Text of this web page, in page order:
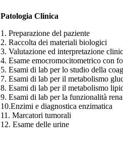
Patologia Clinica
1. Preparazione del paziente
2. Raccolta dei materiali biologici
3. Valutazione ed interpretazione
4. Esame emocromocitometrico con
5. Esami di lab per lo studio della
7. Esami di lab per il metabolismo
8. Esami di lab per il metabolismo
9. Esami di lab per la funzionalità
10.Enzimi e diagnostica enzimatica
11. Marcatori tumorali
12. Esame delle urine